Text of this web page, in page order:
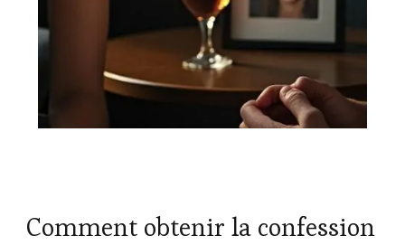
Comment obtenir la confession